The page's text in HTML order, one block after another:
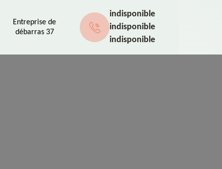
Entreprise de
débarras 37
indisponible
indisponible
indisponible